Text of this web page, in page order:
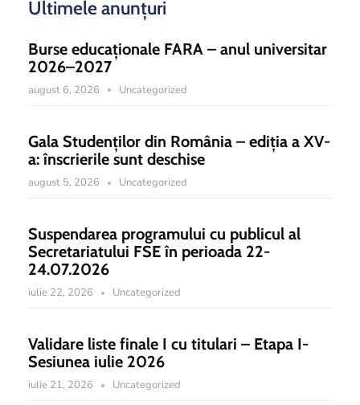
Ultimele anunțuri
Burse educaționale FARA – anul universitar
2026–2027
august 6, 2026 Uncategorized
Gala Studenților din România – ediția a XV-
a: înscrierile sunt deschise
august 5, 2026 Uncategorized
Suspendarea programului cu publicul al
Secretariatului FSE în perioada 22-
24.07.2026
iulie 22, 2026 Uncategorized
Validare liste finale I cu titulari – Etapa I-
Sesiunea iulie 2026
iulie 21, 2026 Uncategorized